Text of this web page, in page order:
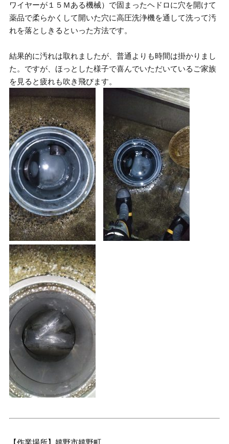
ワイヤーが１５Ｍある機械）で固まったヘドロに穴を開けて
薬品で柔らかくして開いた穴に高圧洗浄機を通して洗って汚
れを落としきるといった方法です。
結果的に汚れは取れましたが、普通よりも時間は掛かりまし
た。ですが、ほっとした様子で喜んでいただいているご家族
を見ると疲れも吹き飛びます。
【作業場所】嬉野市嬉野町